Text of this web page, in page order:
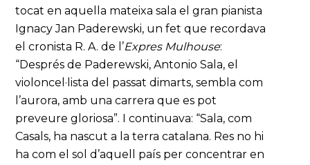
tocat en aquella mateixa sala el gran pianista
Ignacy Jan Paderewski, un fet que recordava
el cronista R. A. de l’Expres Mulhouse:
“Després de Paderewski, Antonio Sala, el
violoncel·lista del passat dimarts, sembla com
l’aurora, amb una carrera que es pot
preveure gloriosa”. I continuava: “Sala, com
Casals, ha nascut a la terra catalana. Res no hi
ha com el sol d’aquell país per concentrar en